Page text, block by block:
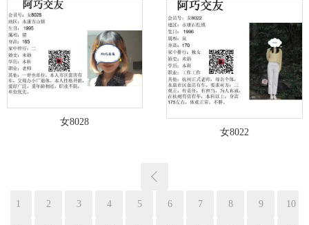
女8028
女8022
1 2 3 4 5 6 7 8 9 10